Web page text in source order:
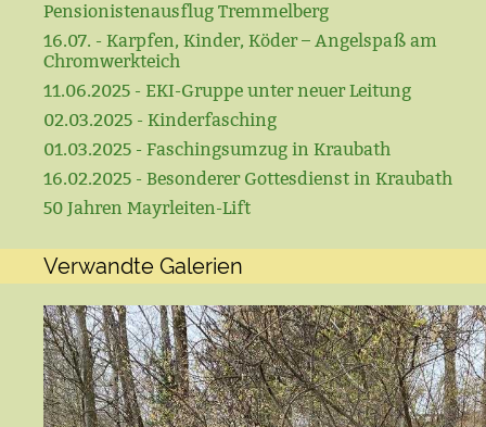
Pensionistenausflug Tremmelberg
16.07. - Karpfen, Kinder, Köder – Angelspaß am
Chromwerkteich
11.06.2025 - EKI-Gruppe unter neuer Leitung
02.03.2025 - Kinderfasching
01.03.2025 - Faschingsumzug in Kraubath
16.02.2025 - Besonderer Gottesdienst in Kraubath
50 Jahren Mayrleiten-Lift
Verwandte Galerien